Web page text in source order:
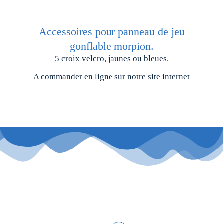
Accessoires pour panneau de jeu
gonflable morpion.
5 croix velcro, jaunes ou bleues.
A commander en ligne sur notre site internet